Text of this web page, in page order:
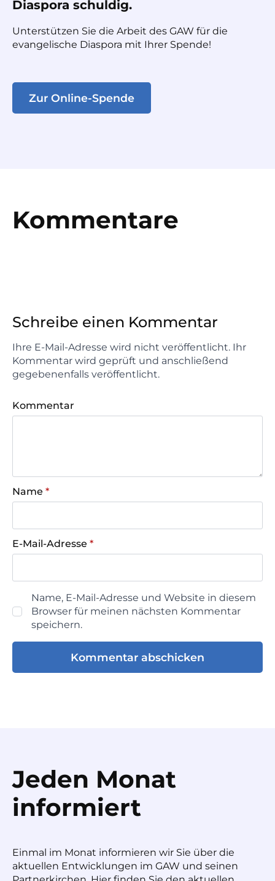
Diaspora schuldig.
Unterstützen Sie die Arbeit des GAW für die
evangelische Diaspora mit Ihrer Spende!
Zur Online-Spende
Kommentare
Schreibe einen Kommentar
Ihre E-Mail-Adresse wird nicht veröffentlicht. Ihr
Kommentar wird geprüft und anschließend
gegebenenfalls veröffentlicht.
Kommentar
Name *
E-Mail-Adresse *
Name, E-Mail-Adresse und Website in diesem
Browser für meinen nächsten Kommentar
speichern.
Jeden Monat
informiert
Einmal im Monat informieren wir Sie über die
aktuellen Entwicklungen im GAW und seinen